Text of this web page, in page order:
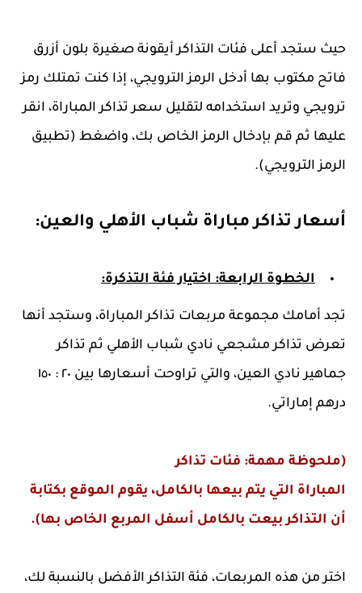
حيث ستجد أعلى فئات التذاكر أيقونة صغيرة بلون أزرق
فاتح مكتوب بها أدخل الرمز الترويجي، إذا كنت تمتلك رمز
ترويجي وتريد استخدامه لتقليل سعر تذاكر المباراة، انقر
عليها ثم قم بإدخال الرمز الخاص بك، واضغط (تطبيق
الرمز الترويجي).
أسعار تذاكر مباراة شباب الأهلي والعين:
الخطوة الرابعة: اختيار فئة التذكرة:
تجد أمامك مجموعة مربعات تذاكر المباراة، وستجد أنها
تعرض تذاكر مشجعي نادي شباب الأهلي ثم تذاكر
جماهير نادي العين، والتي تراوحت أسعارها بين ٢٠ : ١٥٠
درهم إماراتي.
(ملحوظة مهمة: فئات تذاكر
المباراة التي يتم بيعها بالكامل، يقوم الموقع بكتابة
أن التذاكر بيعت بالكامل أسفل المربع الخاص بها).
اختر من هذه المربعات، فئة التذاكر الأفضل بالنسبة لك،